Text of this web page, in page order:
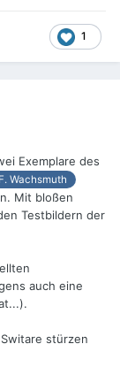
1
Exemplare des
Wachsmuth
Mit bloßen
Testbildern der
auch eine
stürzen